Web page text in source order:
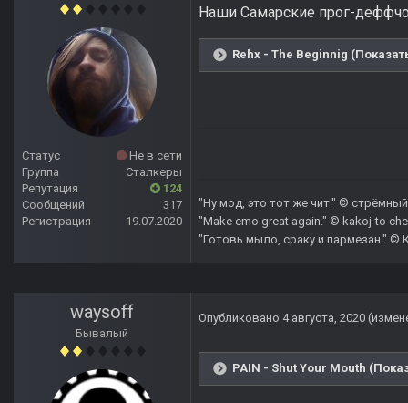
Статус
Не в сети
Группа
Сталкеры
Репутация
124
Сообщений
317
Регистрация
19.07.2020
Наши Самарские прог-
Rehx - The Beginnig
"Ну мод, это тот же чит." ©
"Make emo great again." © kakoj-to
"Готовь мыло, сраку и пармезан." ©
waysoff
Бывалый
Опубликовано 4 августа, 2020
PAIN - Shut Your Mouth